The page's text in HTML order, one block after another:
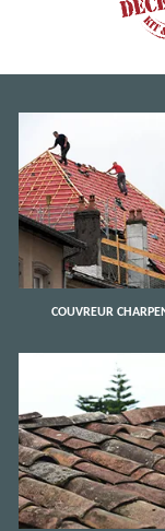
COUVREUR